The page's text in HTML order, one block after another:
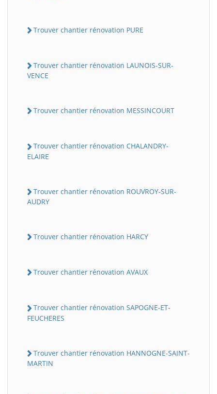
Trouver chantier rénovation PURE
Trouver chantier rénovation LAUNOIS-SUR-
VENCE
Trouver chantier rénovation MESSINCOURT
Trouver chantier rénovation CHALANDRY-
ELAIRE
Trouver chantier rénovation ROUVROY-SUR-
AUDRY
Trouver chantier rénovation HARCY
Trouver chantier rénovation AVAUX
Trouver chantier rénovation SAPOGNE-ET-
FEUCHERES
Trouver chantier rénovation HANNOGNE-SAINT-
MARTIN